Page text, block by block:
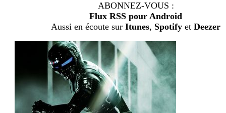
ABONNEZ-VOUS :
Flux RSS pour Android
Aussi en écoute surItunes, Spotify etDeezer